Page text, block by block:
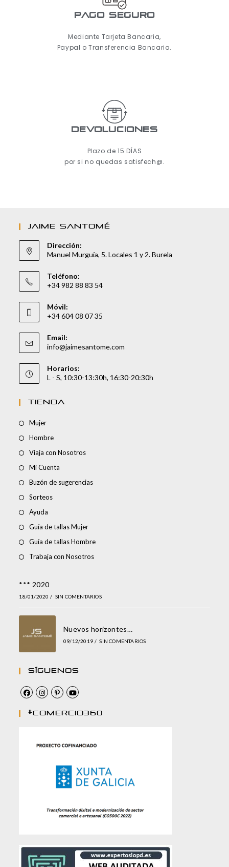
pago seguro
Mediante Tarjeta Bancaria,
Paypal o Transferencia Bancaria.
Devoluciones
Plazo de 15 DÍAS
por si no quedas satisfech@.
JAIME SANTOMÉ
Dirección:
Manuel Murguía, 5. Locales 1 y 2. Burela
Teléfono:
+34 982 88 83 54
Móvil:
+34 604 08 07 35
Email:
info@jaimesantome.com
Horarios:
L - S, 10:30-13:30h, 16:30-20:30h
TIENDA
Mujer
Hombre
Viaja con Nosotros
Mi Cuenta
Buzón de sugerencias
Sorteos
Ayuda
Guía de tallas Mujer
Guía de tallas Hombre
Trabaja con Nosotros
*** 2020
18/01/2020 / SIN COMENTARIOS
Nuevos horizontes…
09/12/2019 / SIN COMENTARIOS
Síguenos
#comercio360